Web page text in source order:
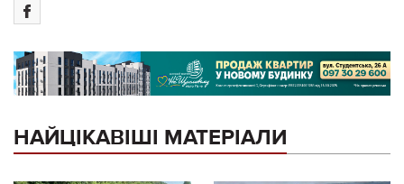
НАЙЦІКАВІШІ МАТЕРІАЛИ